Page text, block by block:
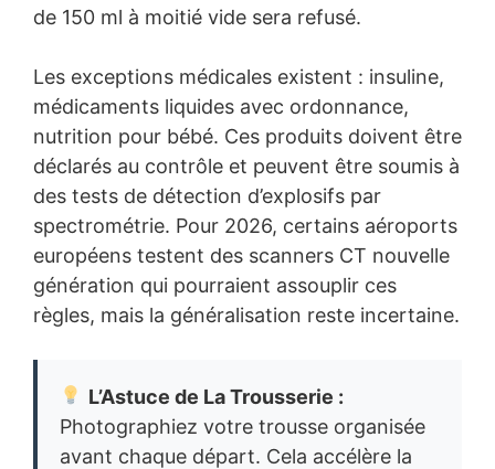
de 150 ml à moitié vide sera refusé.
Les exceptions médicales existent : insuline,
médicaments liquides avec ordonnance,
nutrition pour bébé. Ces produits doivent être
déclarés au contrôle et peuvent être soumis à
des tests de détection d’explosifs par
spectrométrie. Pour 2026, certains aéroports
européens testent des scanners CT nouvelle
génération qui pourraient assouplir ces
règles, mais la généralisation reste incertaine.
L’Astuce de La Trousserie :
Photographiez votre trousse organisée
avant chaque départ. Cela accélère la